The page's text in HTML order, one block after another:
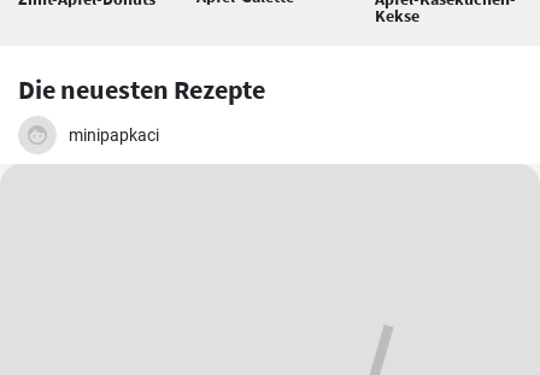
Kekse
Die neuesten Rezepte
minipapkaci